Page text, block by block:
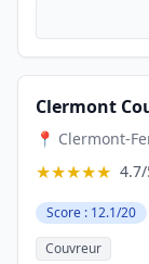
📍 Clermont-
★★★★★
Score : 12.1/20
Couvreur